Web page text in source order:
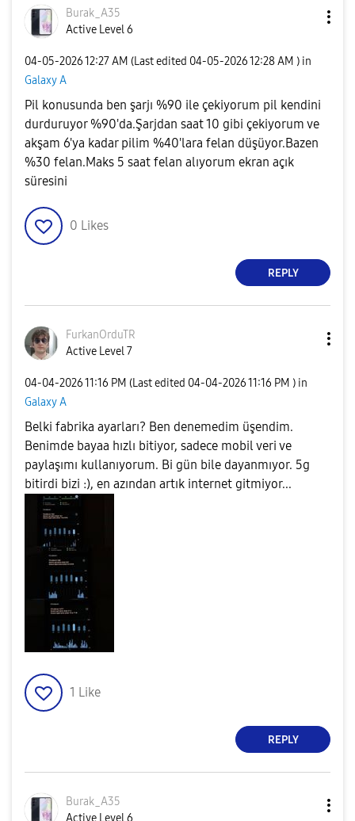
Burak_A35
Active Level 6
‎04-05-202612:27 AM (Last edited ‎04-05-202612:28 AM ) in
Galaxy A
Pil konusunda ben şarjı %90 ile çekiyorum pil kendini
durduruyor %90'da.Şarjdan saat 10 gibi çekiyorum ve
akşam 6'ya kadar pilim %40'lara felan düşüyor.Bazen
%30 felan.Maks 5 saat felan alıyorum ekran açık
süresini
0 Likes
REPLY
FurkanOrduTR
Active Level 7
‎04-04-202611:16 PM (Last edited ‎04-04-202611:16 PM ) in
Galaxy A
Belki fabrika ayarları? Ben denemedim üşendim.
Benimde bayaa hızlı bitiyor, sadece mobil veri ve
paylaşımı kullanıyorum. Bi gün bile dayanmıyor. 5g
bitirdi bizi :), en azından artık internet gitmiyor...
1 Like
REPLY
Burak_A35
Active Level 6